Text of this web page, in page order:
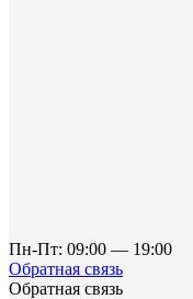
Пн-Пт: 09:00 — 19:00
Обратная связь
Обратная связь